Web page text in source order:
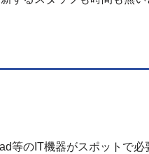
等のIT機器がスポットで必